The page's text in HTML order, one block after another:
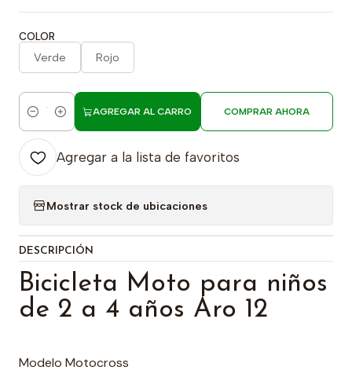
COLOR
Verde Rojo
Cantidad
AGREGAR AL CARRO COMPRAR AHORA
Agregar a la lista de favoritos
Mostrar stock de ubicaciones
DESCRIPCIÓN
Bicicleta Moto para niños
de 2 a 4 años Aro 12
Modelo Motocross